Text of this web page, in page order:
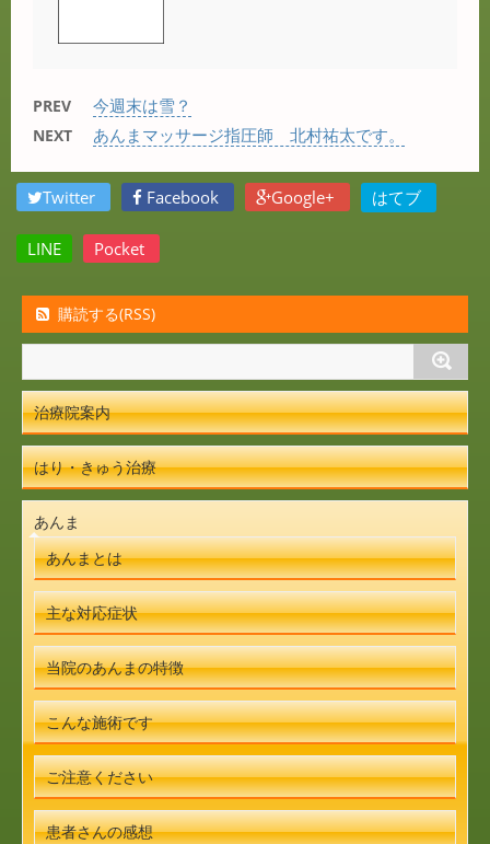
PREV 今週末は雪？
NEXT あんまマッサージ指圧師 北村祐太です。
Twitter Facebook Google+ はてブ
LINE Pocket
購読する(RSS)
治療院案内
はり・きゅう治療
あんま
あんまとは
主な対応症状
当院のあんまの特徴
こんな施術です
ご注意ください
患者さんの感想